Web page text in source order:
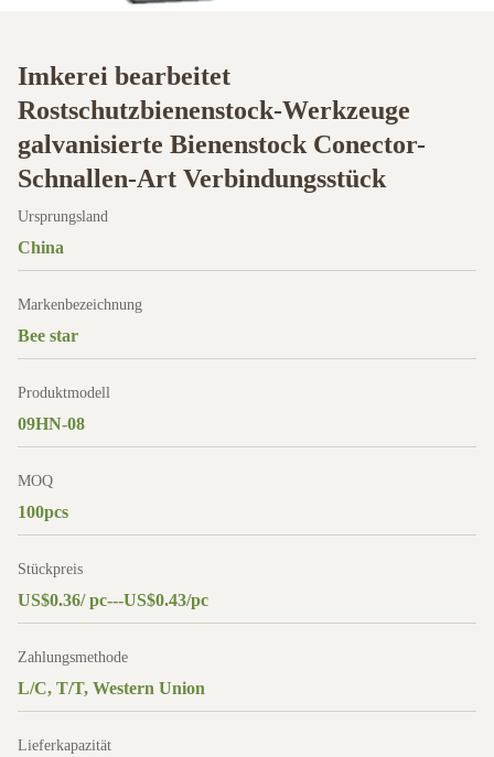
Imkerei bearbeitet
Rostschutzbienenstock-Werkzeuge
galvanisierte Bienenstock Conector-
Schnallen-Art Verbindungsstück
Ursprungsland
China
Markenbezeichnung
Bee star
Produktmodell
09HN-08
MOQ
100pcs
Stückpreis
US$0.36/ pc---US$0.43/pc
Zahlungsmethode
L/C, T/T, Western Union
Lieferkapazität